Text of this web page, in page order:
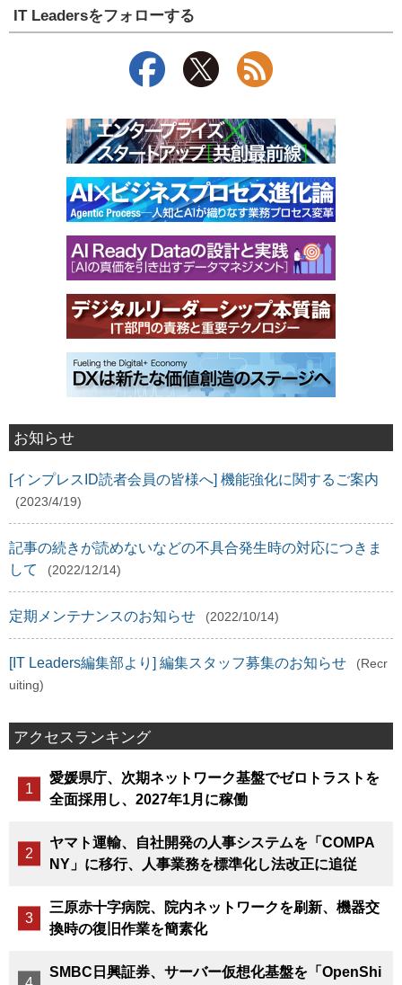
IT Leadersをフォローする
お知らせ
[インプレスID読者会員の皆様へ] 機能強化に関するご案内
(2023/4/19)
記事の続きが読めないなどの不具合発生時の対応につきま
して
(2022/12/14)
定期メンテナンスのお知らせ (2022/10/14)
[IT Leaders編集部より] 編集スタッフ募集のお知らせ
(Recr
uiting)
アクセスランキング
愛媛県庁、次期ネットワーク基盤でゼロトラストを
全面採用し、2027年1月に稼働
ヤマト運輸、自社開発の人事システムを「COMPA
NY」に移行、人事業務を標準化し法改正に追従
三原赤十字病院、院内ネットワークを刷新、機器交
換時の復旧作業を簡素化
SMBC日興証券、サーバー仮想化基盤を「OpenShi